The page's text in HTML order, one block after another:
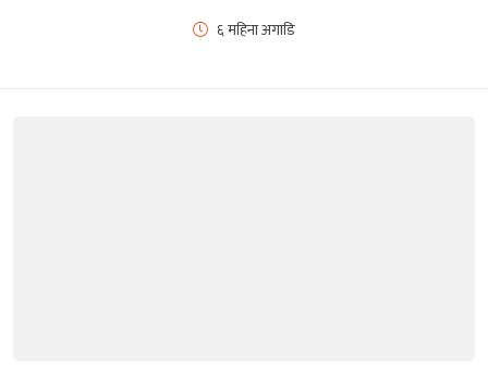
६ महिना अगाडि